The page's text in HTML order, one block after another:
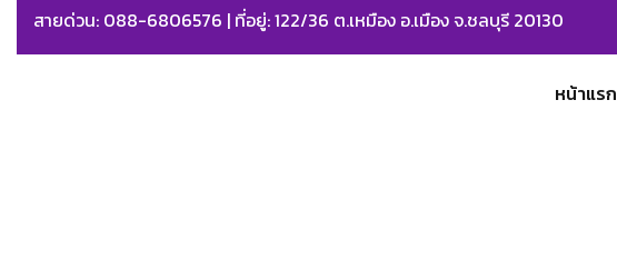
สายด่วน: 088-6806576 | ที่อยู่: 122/36 ต.เหมือง อ.เมือง จ.ชลบุรี 20130
หน้าแรก